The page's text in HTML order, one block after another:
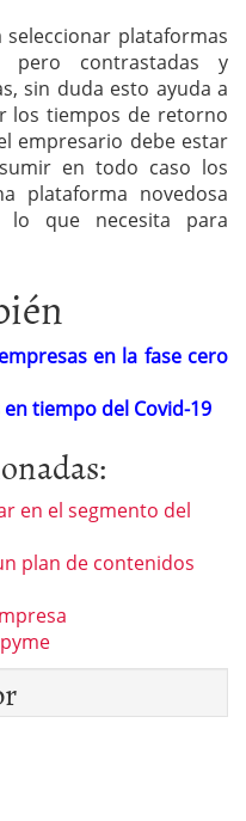
plataformas
pero contrastadas y
sin duda esto ayuda a
los tiempos de retorno
empresario debe estar
en todo caso los
plataforma novedosa
lo que necesita para
en la fase cero
tiempo del Covid-19
en el segmento del
plan de contenidos